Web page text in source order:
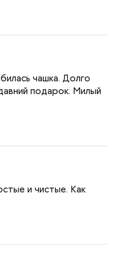
чашка. Долго
подарок. Милый
и чистые. Как